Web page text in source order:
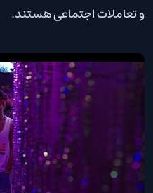
و تعاملات اجتماعی هستند.